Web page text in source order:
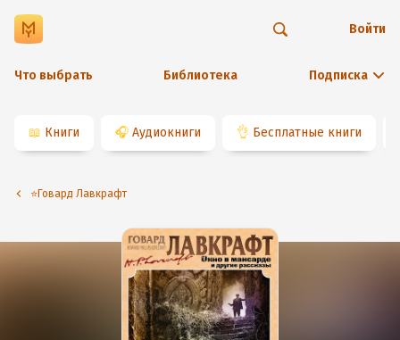
Что выбрать Библиотека Подписка
Войти
📖 Книги 🎧 Аудиокниги 👌 Бесплатные книги
⭐️Говард Лавкрафт